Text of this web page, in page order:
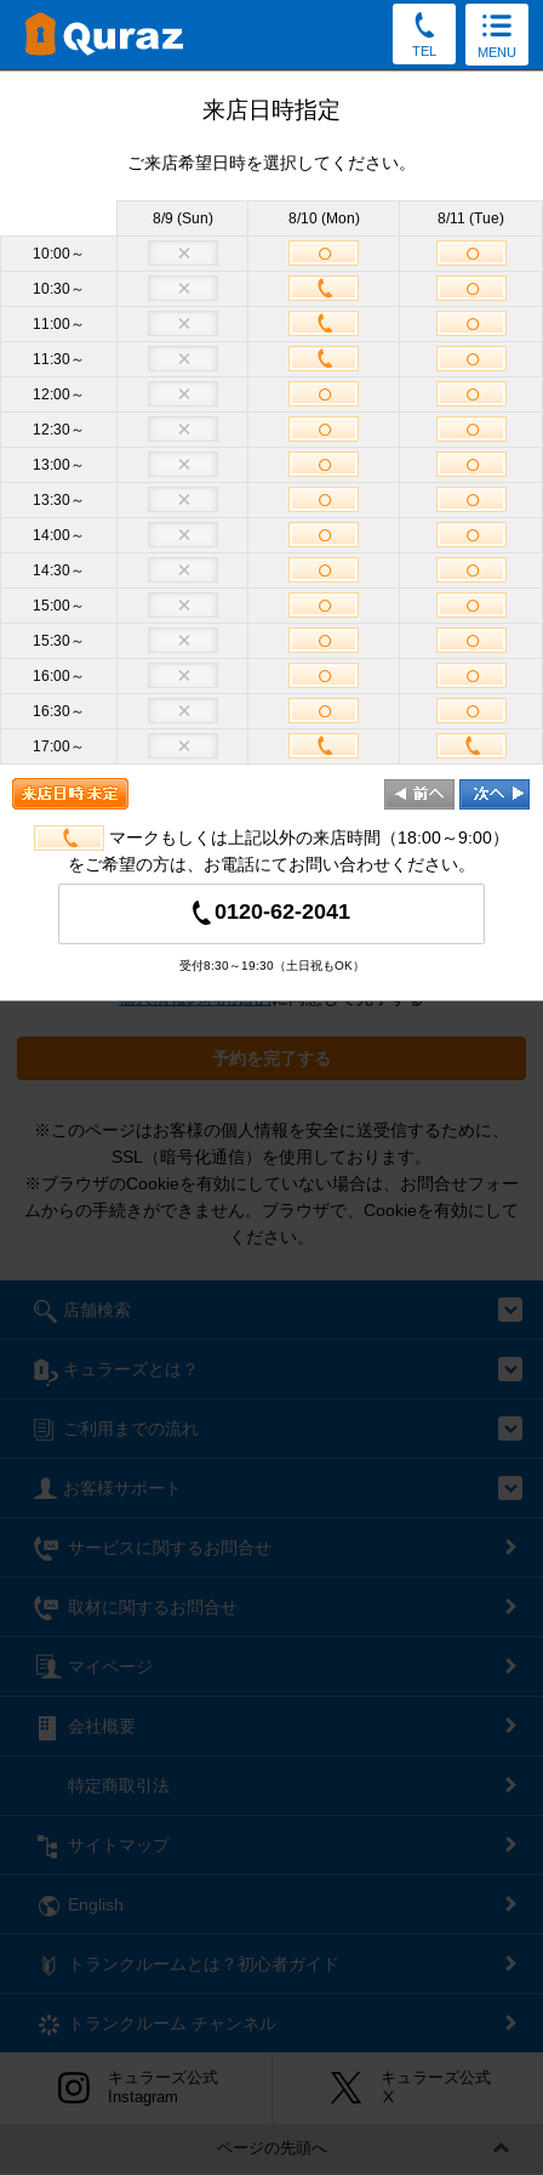
TEL MENU
見学予約
キャンセルOK）
お電話でもご質問・ご来店予約を承っております。
0120-62-2041
受付8:30～19:30（土日祝もOK）
サイズ 他のサイズも見学OK
来店日時
須
携帯電話
ハイフン不要
メールア
ドレス必
須
半角英数
※クリックすると追加の項目が表示され
来店日時指定
ご来店希望日時を選択してください。
8/9 (Sun) 8/10 (Mon) 8/11 (Tue)
10:00～
10:30～
11:00～
11:30～
12:00～
12:30～
13:00～
13:30～
14:00～
14:30～
15:00～
15:30～
16:00～
16:30～
17:00～
マークもしくは上記以外の来店時間（18:00～9:00）
をご希望の方は、お電話にてお問い合わせください。
0120-62-2041
受付8:30～19:30（土日祝もOK）
個人情報の利用目的に同意して完了する
予約を完了する
※このページはお客様の個人情報を安全に送受信するために、
SSL（暗号化通信）を使用しております。
※ブラウザのCookieを有効にしていない場合は、お問合せフォー
ムからの手続きができません。ブラウザで、Cookieを有効にして
ください。
店舗検索
キュラーズとは？
ご利用までの流れ
お客様サポート
サービスに関するお問合せ
取材に関するお問合せ
マイページ
会社概要
特定商取引法
サイトマップ
English
トランクルームとは？初心者ガイド
トランクルーム チャンネル
キュラーズ公式
Instagram
キュラーズ公式
Ⅹ
ページの先頭へ